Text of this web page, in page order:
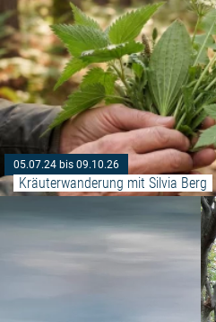
05.07.24 bis 09.10.26
Kräuterwanderung mit Silvia Berg